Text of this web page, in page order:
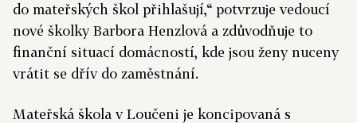
do mateřských škol přihlašují,“ potvrzuje vedoucí
nové školky Barbora Henzlová a zdůvodňuje to
finanční situací domácností, kde jsou ženy nuceny
vrátit se dřív do zaměstnání.
Mateřská škola v Loučeni je koncipovaná s